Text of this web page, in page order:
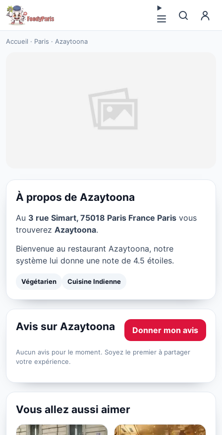
Accueil · Paris · Azaytoona
Azaytoona à Paris
À propos de Azaytoona
Au 3 rue Simart, 75018 Paris France Paris vous
trouverez Azaytoona.
Bienvenue au restaurant Azaytoona, notre
système lui donne une note de 4.5 étoiles.
Végétarien Cuisine Indienne
Avis sur Azaytoona Donner mon avis
Aucun avis pour le moment. Soyez le premier à partager
votre expérience.
Vous allez aussi aimer